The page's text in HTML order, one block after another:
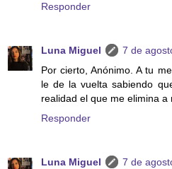
Responder
Luna Miguel
7 de
Por cierto, Anónimo. A tu
le de la vuelta sabiendo
realidad el que me elimina
Responder
Luna Miguel
7 de